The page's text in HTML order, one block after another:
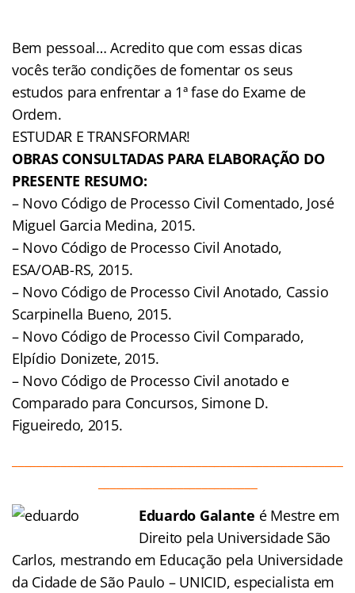
Bem pessoal… Acredito que com essas dicas
vocês terão condições de fomentar os seus
estudos para enfrentar a 1ª fase do Exame de
Ordem.
ESTUDAR E TRANSFORMAR!
OBRAS CONSULTADAS PARA ELABORAÇÃO DO
PRESENTE RESUMO:
– Novo Código de Processo Civil Comentado, José
Miguel Garcia Medina, 2015.
– Novo Código de Processo Civil Anotado,
ESA/OAB-RS, 2015.
– Novo Código de Processo Civil Anotado, Cassio
Scarpinella Bueno, 2015.
– Novo Código de Processo Civil Comparado,
Elpídio Donizete, 2015.
– Novo Código de Processo Civil anotado e
Comparado para Concursos, Simone D.
Figueiredo, 2015.
Eduardo Galante é Mestre em
Direito pela Universidade São
Carlos, mestrando em Educação pela Universidade
da Cidade de São Paulo – UNICID, especialista em